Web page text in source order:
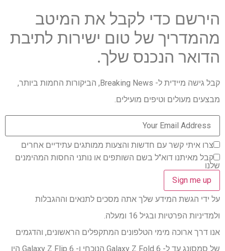
הירשם כדי לקבל את המיטב
מהמדריך של טום ישירות לתיבת
הדואר הנכנס שלך.
קבל גישה מיידית ל- Breaking News, הביקורות החמות ביותר,
מבצעים מעולים וטיפים מועילים.
צרו איתי קשר עם חדשות והצעות ממותגים עתידיים אחרים
קבל מאיתנו דוא"ל בשם השותפים או נותני החסות המהימנים
שלנו
על ידי הגשת המידע שלך אתה מסכים לתנאים וההגבלות
ולמדיניות הפרטיות ובגיל 16 ומעלה.
אנו דרך ארוכה מימי הטלפונים המתקפלים הראשונים, והדגמים
של סמסונג עד ל- Galaxy Z Fold 6 הנוכחי ו- Galaxy Z Flip 6 היו